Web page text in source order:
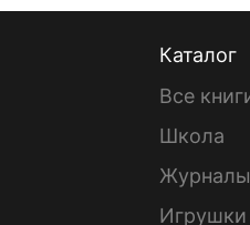
Каталог
Все
Школа
Журналы
Игрушки